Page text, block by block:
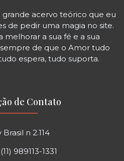
acervo teórico que eu
de pedir uma magia no site.
melhorar a sua fé e a sua
de que o Amor tudo
espera, tudo suporta.
de Contato
Brasil n 2.114
989113-1331